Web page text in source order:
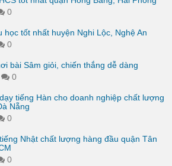
0
học tốt nhất huyện Nghi Lộc, Nghệ An
0
bài Sâm giỏi, chiến thắng dễ dàng
0
tiếng Hàn cho doanh nghiệp chất lượng
Nẵng
0
Nhật chất lượng hàng đầu quận Tân
0